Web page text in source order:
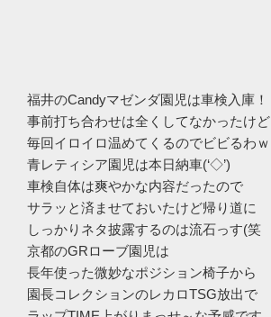
福井のCandyマゼンダ園児は車検入庫！
事前打ち合わせは全くしてなかったけど
毎回イロイロ温めてくるのでビビるわｗ
青レティシア園児は本日納車(‘◇’)ゞ
車検自体は爽やかな内容だったので
サラッと済ませておいたけど帰り道に
しっかりネタ披露するのは流石っす(笑
京都のGRローブ園児は
長年使った微妙なポジション椅子から
園長コレクションのレカロTSG放出で